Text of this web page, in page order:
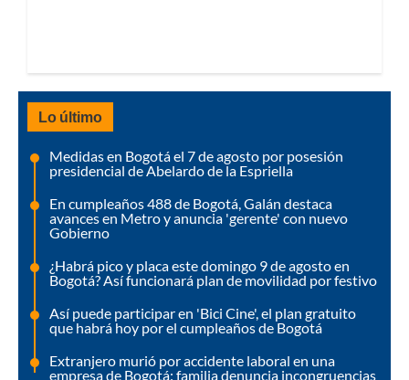
Lo último
Medidas en Bogotá el 7 de agosto por posesión
presidencial de Abelardo de la Espriella
En cumpleaños 488 de Bogotá, Galán destaca
avances en Metro y anuncia 'gerente' con nuevo
Gobierno
¿Habrá pico y placa este domingo 9 de agosto en
Bogotá? Así funcionará plan de movilidad por festivo
Así puede participar en 'Bici Cine', el plan gratuito
que habrá hoy por el cumpleaños de Bogotá
Extranjero murió por accidente laboral en una
empresa de Bogotá: familia denuncia incongruencias